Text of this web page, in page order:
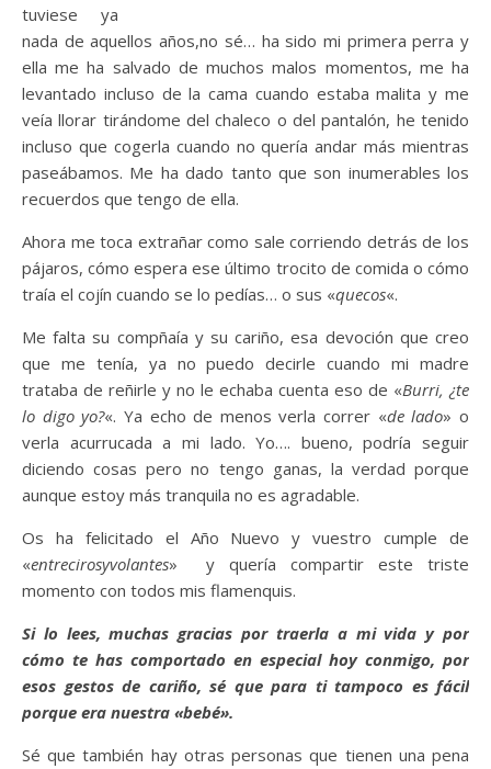
tuviese ya
nada de aquellos años,no sé… ha sido mi primera perra y
ella me ha salvado de muchos malos momentos, me ha
levantado incluso de la cama cuando estaba malita y me
veía llorar tirándome del chaleco o del pantalón, he tenido
incluso que cogerla cuando no quería andar más mientras
paseábamos. Me ha dado tanto que son inumerables los
recuerdos que tengo de ella.
Ahora me toca extrañar como sale corriendo detrás de los
pájaros, cómo espera ese último trocito de comida o cómo
traía el cojín cuando se lo pedías… o sus «quecos«.
Me falta su compñaía y su cariño, esa devoción que creo
que me tenía, ya no puedo decirle cuando mi madre
trataba de reñirle y no le echaba cuenta eso de «Burri, ¿te
lo digo yo?«. Ya echo de menos verla correr «de lado» o
verla acurrucada a mi lado. Yo…. bueno, podría seguir
diciendo cosas pero no tengo ganas, la verdad porque
aunque estoy más tranquila no es agradable.
Os ha felicitado el Año Nuevo y vuestro cumple de
«entrecirosyvolantes» y quería compartir este triste
momento con todos mis flamenquis.
Si lo lees, muchas gracias por traerla a mi vida y por
cómo te has comportado en especial hoy conmigo, por
esos gestos de cariño, sé que para ti tampoco es fácil
porque era nuestra «bebé».
Sé que también hay otras personas que tienen una pena